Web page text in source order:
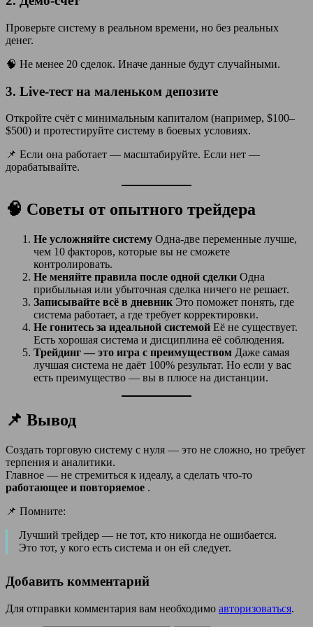
Проверьте систему в реальном времени, но без реальных
денег.
🧠 Не менее 20 сделок. Иначе данные будут случайными.
3. Live-тест на маленьком депозите
Откройте счёт с минимальным капиталом (например, $100–
$500) и протестируйте систему в боевых условиях.
📌 Если она работает — масштабируйте. Если нет —
дорабатывайте.
🧠 Советы от опытного трейдера
Не усложняйте систему Одна-две переменные лучше,
чем 10 факторов, которые вы не сможете
контролировать.
Не меняйте правила после одной сделки Одна
прибыльная или убыточная сделка ничего не решает.
Записывайте всё в дневник Это поможет понять, где
система работает, а где требует корректировки.
Не гонитесь за идеальной системой Её не существует.
Есть хорошая система и дисциплина её соблюдения.
Трейдинг — это игра с преимуществом Даже самая
лучшая система не даёт 100% результат. Но если у вас
есть преимущество — вы в плюсе на дистанции.
📌 Вывод
Создать торговую систему с нуля — это не сложно, но требует
терпения и аналитики.
Главное — не стремиться к идеалу, а сделать что-то
работающее и повторяемое .
📌 Помните:
Лучший трейдер — не тот, кто никогда не ошибается.
Это тот, у кого есть система и он ей следует.
Добавить комментарий
Для отправки комментария вам необходимо авторизоваться.